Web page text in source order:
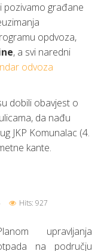
pozivamo građane
opdvoza,
, a svi naredni
odvoza
dobili obavjest o
da nađu
JKP Komunalac (4.
kante.
Hits: 927
upravljanja
na području